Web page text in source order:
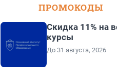
ПРОМОКОДЫ
Скидка 11% на
курсы
До 31 августа, 2026